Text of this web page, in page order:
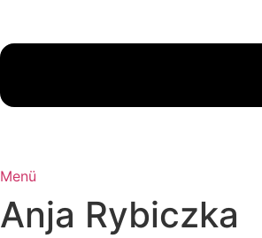
Menü
Anja Rybiczka